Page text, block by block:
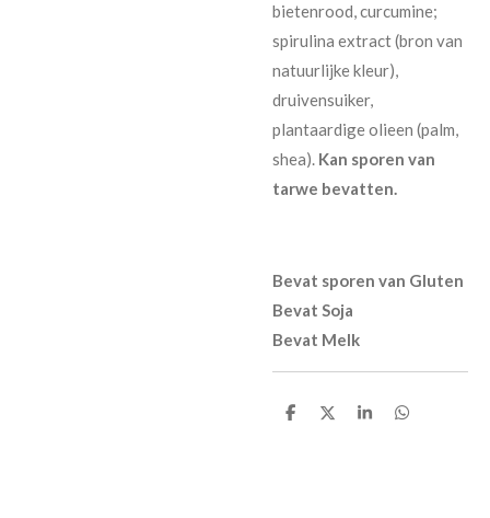
bietenrood, curcumine;
spirulina extract (bron van
natuurlijke kleur),
druivensuiker,
plantaardige olieen (palm,
shea). Kan sporen van
tarwe bevatten.
Bevat sporen van Gluten
Bevat Soja
Bevat Melk
D
D
S
D